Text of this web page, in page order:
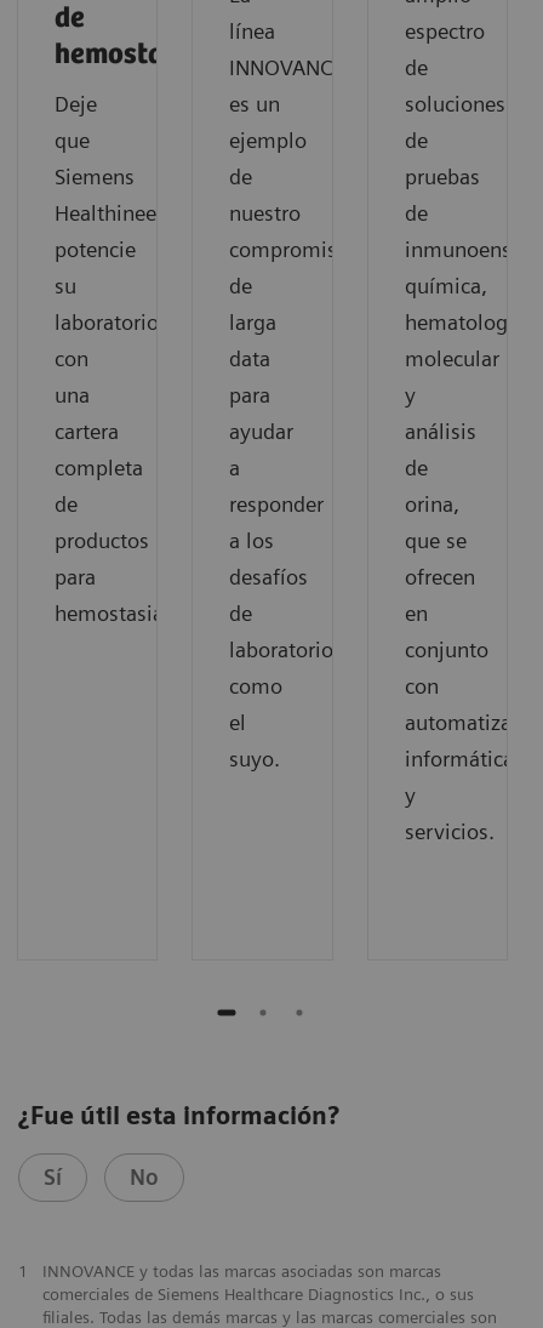
de
hemostasia
Deje
que
Siemens
Healthineers
potencie
su
laboratorio
con
una
cartera
completa
de
productos
para
hemostasia.
línea
INNOVANCE®
es un
ejemplo
de
nuestro
compromiso
de
larga
data
para
ayudar
a
responder
a los
desafíos
de
laboratorios
como
el
suyo.
espectro
de
soluciones
de
pruebas
de
química,
hematología,
molecular
y
análisis
de
orina,
que se
ofrecen
en
conjunto
con
informática
y
servicios.
¿Fue útil esta información?
Sí No
1
INNOVANCE y todas las marcas asociadas son marcas
comerciales de Siemens Healthcare Diagnostics Inc., o sus
filiales. Todas las demás marcas y las marcas comerciales son